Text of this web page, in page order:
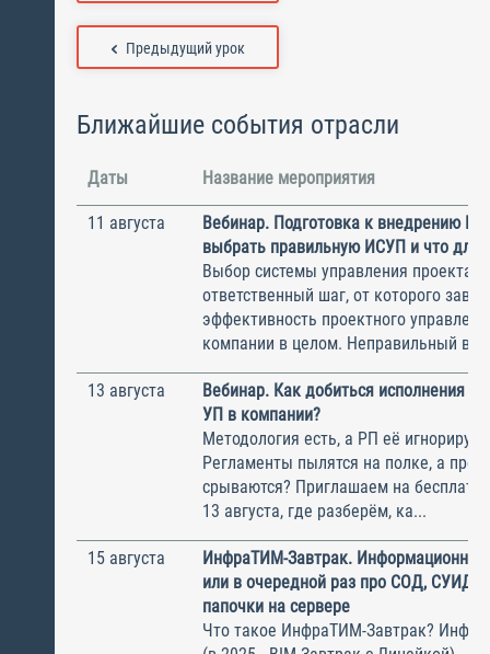
Предыдущий урок
Ближайшие события отрасли
Даты Название мероприятия
11 августа
Вебинар. Подготовка к внедрению
выбрать правильную ИСУП и что для
Выбор системы управления
ответственный шаг, от которого
эффективность проектного
компании в целом. Неправильный
13 августа
Вебинар. Как добиться исполнения
УП в компании?
Методология есть, а РП её
Регламенты пылятся на полке, а
срываются? Приглашаем на
13 августа, где разберём, ка...
15 августа
ИнфраТИМ-Завтрак.
или в очередной раз про СОД, СУИД и
папочки на сервере
Что такое ИнфраТИМ-Завтрак?